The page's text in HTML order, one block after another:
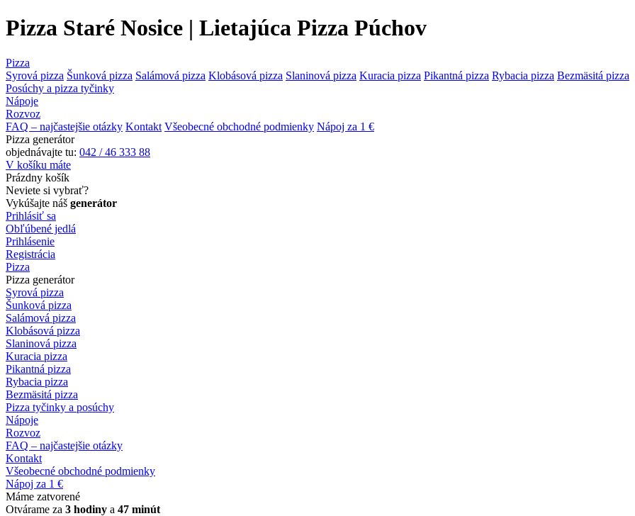
Pizza Staré Nosice | Lietajúca Pizza Púchov
Pizza
Syrová pizza Šunková pizza Salámová pizza Klobásová pizza Slaninová pizza Kuracia pizza Pikantná pizza Rybacia pizza Bezmäsitá pizza
Posúchy a pizza tyčinky
Nápoje
Rozvoz
FAQ – najčastejšie otázky Kontakt Všeobecné obchodné podmienky Nápoj za 1 €
Pizza generátor
objednávajte tu: 042 / 46 333 88
V košíku máte
Prázdny košík
Neviete si vybrať?
Vykúšajte náš generátor
Prihlásiť sa
Obľúbené jedlá
Prihlásenie
Registrácia
Pizza
Pizza generátor
Syrová pizza
Šunková pizza
Salámová pizza
Klobásová pizza
Slaninová pizza
Kuracia pizza
Pikantná pizza
Rybacia pizza
Bezmäsitá pizza
Pizza tyčinky a posúchy
Nápoje
Rozvoz
FAQ – najčastejšie otázky
Kontakt
Všeobecné obchodné podmienky
Nápoj za 1 €
Máme zatvorené
Otvárame za 3 hodiny a 47 minút